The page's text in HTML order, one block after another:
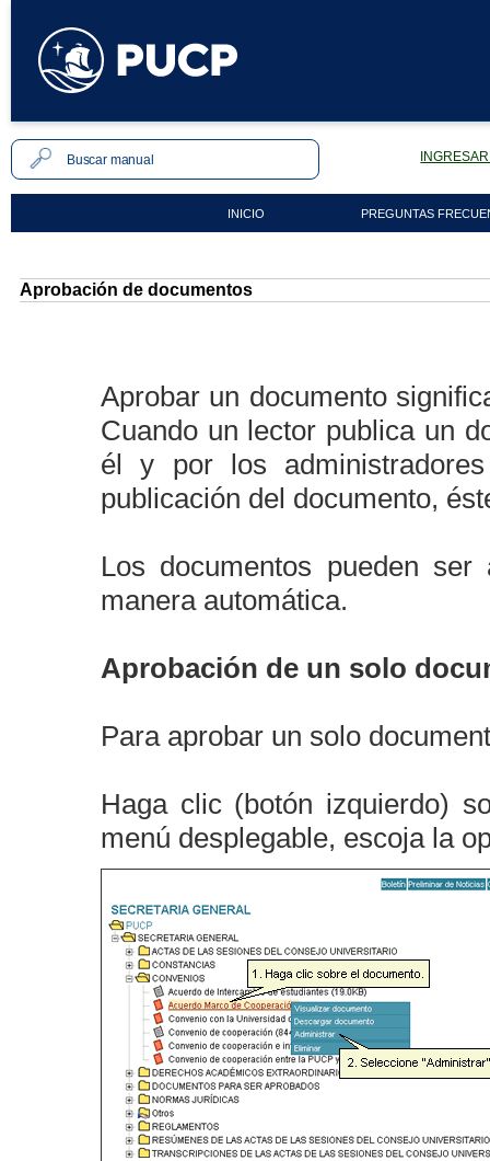
INICIO PREGUNTAS
Aprobación de documentos
Aprobar un documento
Cuando un lector publica un
él y por los
publicación del documento,
Los documentos pueden
manera automática.
Aprobación de un solo
Para aprobar un solo
Haga clic (botón izquierdo)
menú desplegable, escoja la